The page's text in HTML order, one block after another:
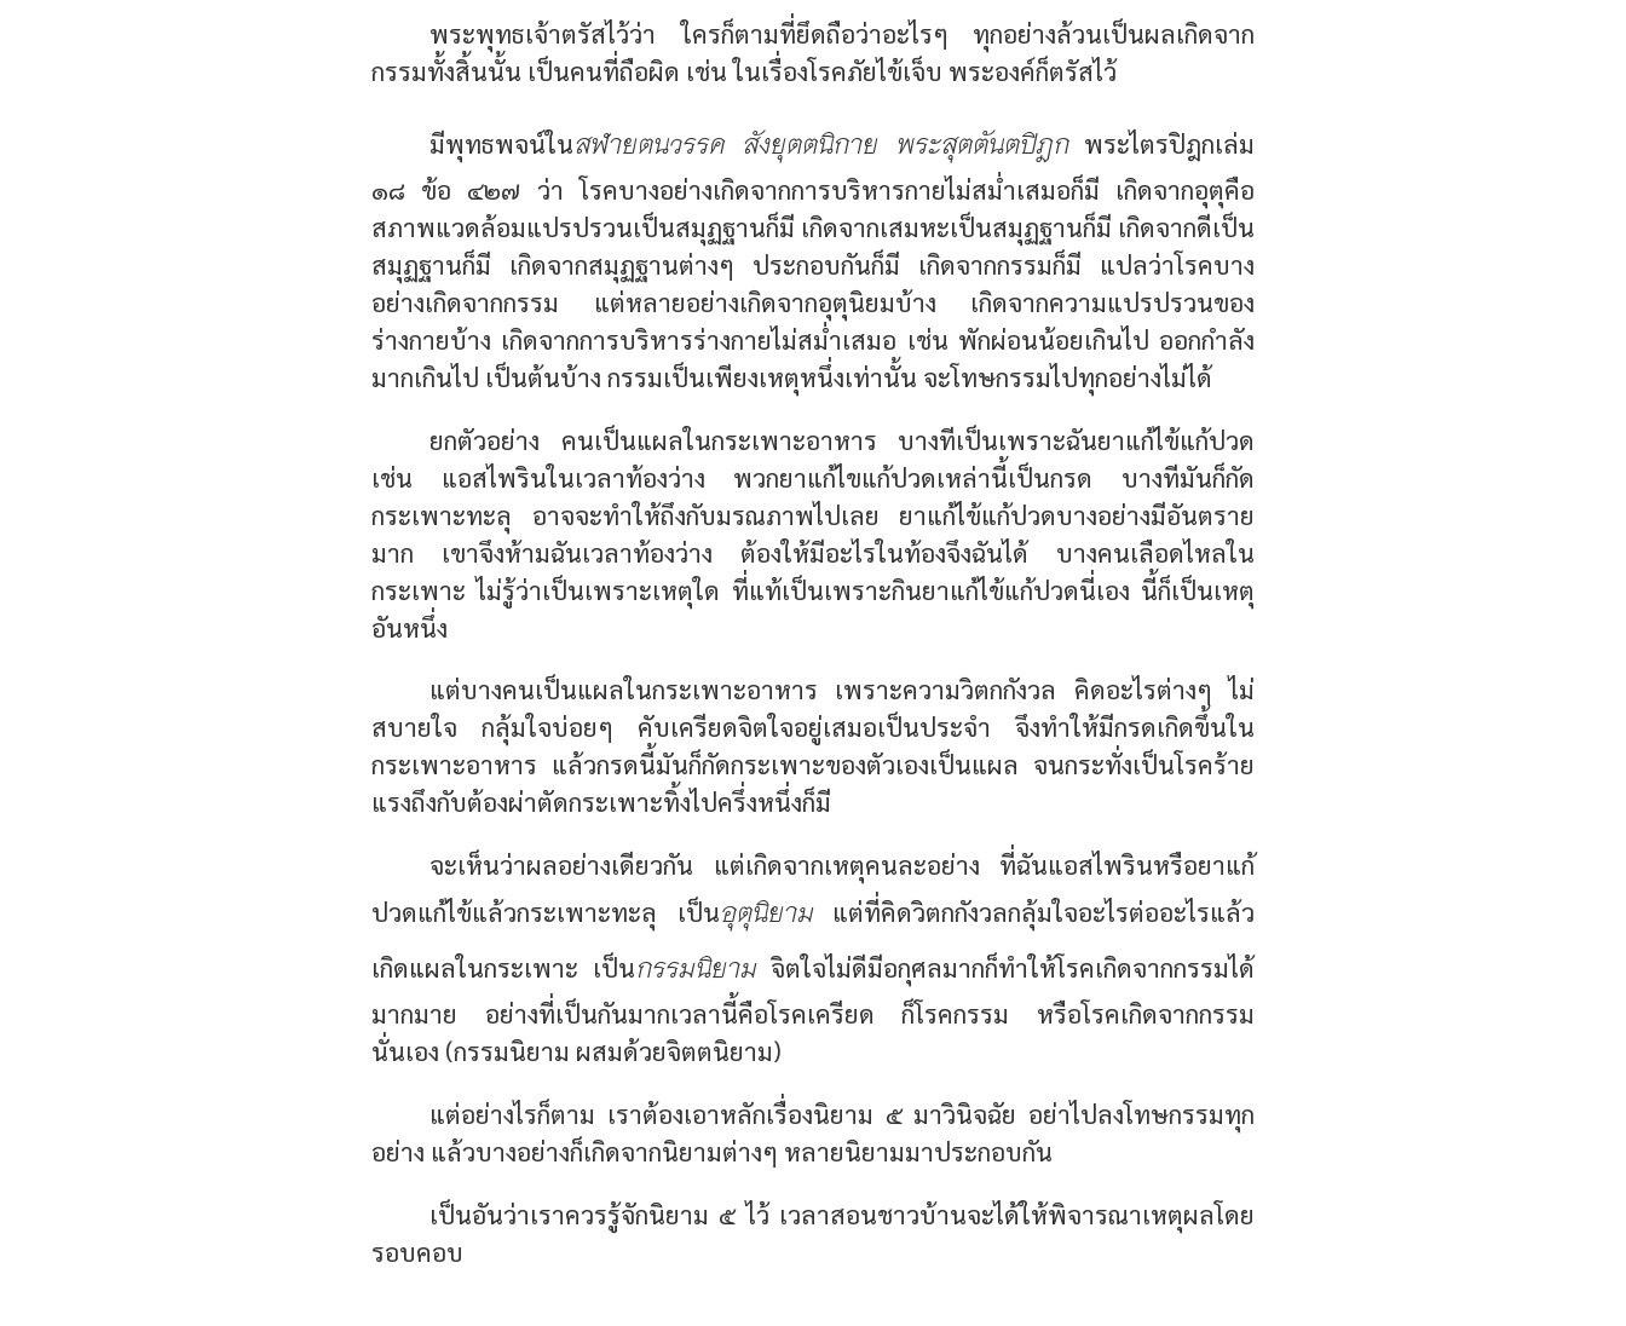
พระพุทธเจ้าตรัสไว้ว่า ใครก็ตามที่ยึดถือว่าอะไรๆ ทุกอย่างล้วนเป็นผลเกิดจาก
กรรมทั้งสิ้นนั้น เป็นคนที่ถือผิด เช่น ในเรื่องโรคภัยไข้เจ็บ พระองค์ก็ตรัสไว้
มีพุทธพจน์ในสฬายตนวรรค สังยุตตนิกาย พระสุตตันตปิฎกพระไตรปิฎกเล่ม
๑๘ ข้อ ๔๒๗ ว่า โรคบางอย่างเกิดจากการบริหารกายไม่สม่ำเสมอก็มี เกิดจากอุตุคือ
สภาพแวดล้อมแปรปรวนเป็นสมุฏฐานก็มี เกิดจากเสมหะเป็นสมุฏฐานก็มี เกิดจากดีเป็น
สมุฏฐานก็มี เกิดจากสมุฏฐานต่างๆ ประกอบกันก็มี เกิดจากกรรมก็มี แปลว่าโรคบาง
อย่างเกิดจากกรรม แต่หลายอย่างเกิดจากอุตุนิยมบ้าง เกิดจากความแปรปรวนของ
ร่างกายบ้าง เกิดจากการบริหารร่างกายไม่สม่ำเสมอ เช่น พักผ่อนน้อยเกินไป ออกกำลัง
มากเกินไป เป็นต้นบ้าง กรรมเป็นเพียงเหตุหนึ่งเท่านั้น จะโทษกรรมไปทุกอย่างไม่ได้
ยกตัวอย่าง คนเป็นแผลในกระเพาะอาหาร บางทีเป็นเพราะฉันยาแก้ไข้แก้ปวด
เช่น แอสไพรินในเวลาท้องว่าง พวกยาแก้ไขแก้ปวดเหล่านี้เป็นกรด บางทีมันก็กัด
กระเพาะทะลุ อาจจะทำให้ถึงกับมรณภาพไปเลย ยาแก้ไข้แก้ปวดบางอย่างมีอันตราย
มาก เขาจึงห้ามฉันเวลาท้องว่าง ต้องให้มีอะไรในท้องจึงฉันได้ บางคนเลือดไหลใน
กระเพาะ ไม่รู้ว่าเป็นเพราะเหตุใด ที่แท้เป็นเพราะกินยาแก้ไข้แก้ปวดนี่เอง นี้ก็เป็นเหตุ
อันหนึ่ง
แต่บางคนเป็นแผลในกระเพาะอาหาร เพราะความวิตกกังวล คิดอะไรต่างๆ ไม่
สบายใจ กลุ้มใจบ่อยๆ คับเครียดจิตใจอยู่เสมอเป็นประจำ จึงทำให้มีกรดเกิดขึ้นใน
กระเพาะอาหาร แล้วกรดนี้มันก็กัดกระเพาะของตัวเองเป็นแผล จนกระทั่งเป็นโรคร้าย
แรงถึงกับต้องผ่าตัดกระเพาะทิ้งไปครึ่งหนึ่งก็มี
จะเห็นว่าผลอย่างเดียวกัน แต่เกิดจากเหตุคนละอย่าง ที่ฉันแอสไพรินหรือยาแก้
ปวดแก้ไข้แล้วกระเพาะทะลุ เป็นอุตุนิยามแต่ที่คิดวิตกกังวลกลุ้มใจอะไรต่ออะไรแล้ว
เกิดแผลในกระเพาะ เป็นกรรมนิยามจิตใจไม่ดีมีอกุศลมากก็ทำให้โรคเกิดจากกรรมได้
มากมาย อย่างที่เป็นกันมากเวลานี้คือโรคเครียด ก็โรคกรรม หรือโรคเกิดจากกรรม
นั่นเอง (กรรมนิยาม ผสมด้วยจิตตนิยาม)
แต่อย่างไรก็ตาม เราต้องเอาหลักเรื่องนิยาม ๕ มาวินิจฉัย อย่าไปลงโทษกรรมทุก
อย่าง แล้วบางอย่างก็เกิดจากนิยามต่างๆ หลายนิยามมาประกอบกัน
เป็นอันว่าเราควรรู้จักนิยาม ๕ ไว้ เวลาสอนชาวบ้านจะได้ให้พิจารณาเหตุผลโดย
รอบคอบ